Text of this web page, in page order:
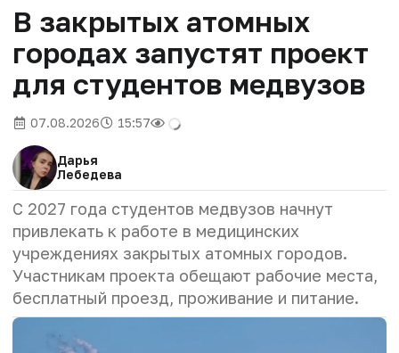
В закрытых атомных
городах запустят проект
для студентов медвузов
07.08.2026 15:57
Дарья
Лебедева
С 2027 года студентов медвузов начнут
привлекать к работе в медицинских
учреждениях закрытых атомных городов.
Участникам проекта обещают рабочие места,
бесплатный проезд, проживание и питание.